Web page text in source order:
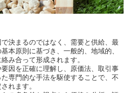
決まるのではなく、需要と供給、最
本原則に基づき、一般的、地域的、
み合って形成されます。
因を正確に理解し、原価法、取引事
専門的な手法を駆使することで、不
れます。